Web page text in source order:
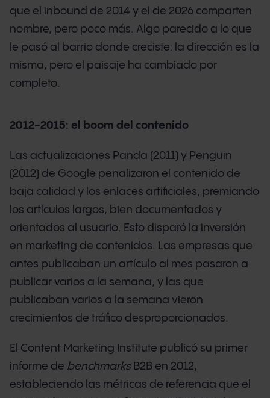
que el inbound de 2014 y el de 2026 comparten
nombre, pero poco más. Algo parecido a lo que
le pasó al barrio donde creciste: la dirección es la
misma, pero el paisaje ha cambiado por
completo.
2012-2015: el boom del contenido
Las actualizaciones Panda (2011) y Penguin
(2012) de Google penalizaron el contenido de
baja calidad y los enlaces artificiales, premiando
los artículos largos, bien documentados y
orientados al usuario. Esto disparó la inversión
en marketing de contenidos. Las empresas que
antes publicaban un artículo al mes pasaron a
publicar varios a la semana, y las que
publicaban varios a la semana vieron
crecimientos de tráfico desproporcionados.
El Content Marketing Institute publicó su primer
informe de benchmarksB2B en 2012,
estableciendo las métricas de referencia que el